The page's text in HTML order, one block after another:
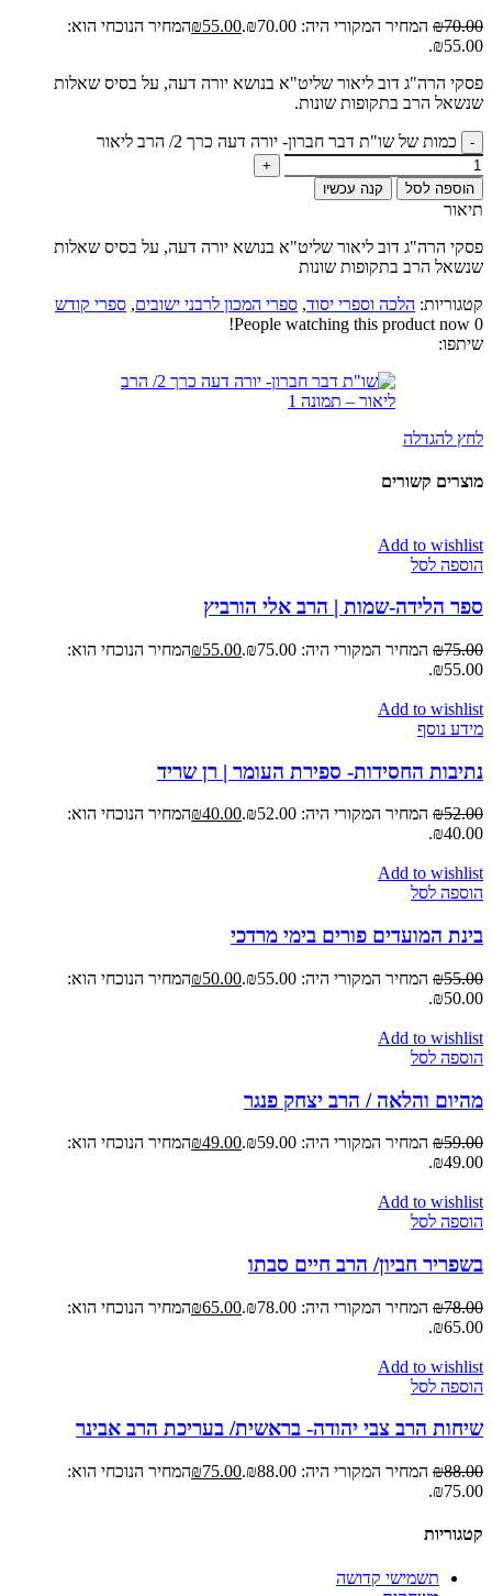
₪70.00 המחיר המקורי היה: ₪70.00. ₪55.00
המחיר הנוכחי הוא:
₪55.00.
פסקי הרה"ג דוב ליאור שליט"א בנושא יורה דעה, על בסיס שאלות
שנשאל הרב בתקופות שונות.
כמות של שו"ת דבר חברון- יורה דעה כרך 2/ הרב ליאור
הוספה לסל קנה עכשיו
תיאור
פסקי הרה"ג דוב ליאור שליט"א בנושא יורה דעה, על בסיס שאלות
שנשאל הרב בתקופות שונות
קטגוריות: הלכה וספרי יסוד, ספרי המכון לרבני ישובים, ספרי קודש
0
People watching this product now!
שיתפו:
לחץ להגדלה
מוצרים קשורים
Add to wishlist
הוספה לסל
ספר הלידה-שמות | הרב אלי הורביץ
₪75.00 המחיר המקורי היה: ₪75.00. ₪55.00
המחיר הנוכחי הוא:
₪55.00.
Add to wishlist
מידע נוסף
נתיבות החסידות- ספירת העומר | רן שריד
₪52.00 המחיר המקורי היה: ₪52.00. ₪40.00
המחיר הנוכחי הוא:
₪40.00.
Add to wishlist
הוספה לסל
בינת המועדים פורים בימי מרדכי
₪55.00 המחיר המקורי היה: ₪55.00. ₪50.00
המחיר הנוכחי הוא:
₪50.00.
Add to wishlist
הוספה לסל
מהיום והלאה / הרב יצחק פנגר
₪59.00 המחיר המקורי היה: ₪59.00. ₪49.00
המחיר הנוכחי הוא:
₪49.00.
Add to wishlist
הוספה לסל
בשפריר חביון/ הרב חיים סבתו
₪78.00 המחיר המקורי היה: ₪78.00. ₪65.00
המחיר הנוכחי הוא:
₪65.00.
Add to wishlist
הוספה לסל
שיחות הרב צבי יהודה- בראשית/ בעריכת הרב אבינר
₪88.00 המחיר המקורי היה: ₪88.00. ₪75.00
המחיר הנוכחי הוא:
₪75.00.
קטגוריות
תשמישי קדושה